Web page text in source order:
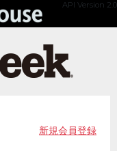
API Version 2.0
新規会員登録